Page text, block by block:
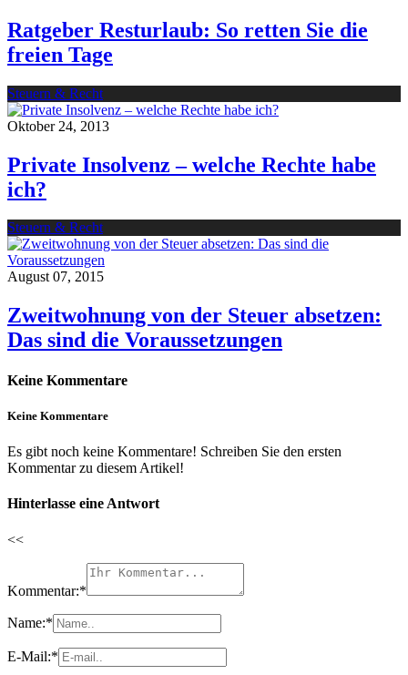
Ratgeber Resturlaub: So retten Sie die
freien Tage
Steuern & Recht
Oktober 24, 2013
Private Insolvenz – welche Rechte habe
ich?
Steuern & Recht
August 07, 2015
Zweitwohnung von der Steuer absetzen:
Das sind die Voraussetzungen
Keine Kommentare
Keine Kommentare
Es gibt noch keine Kommentare! Schreiben Sie den ersten
Kommentar zu diesem Artikel!
Hinterlasse eine Antwort
<<
Kommentar:*
Name:*
E-Mail:*